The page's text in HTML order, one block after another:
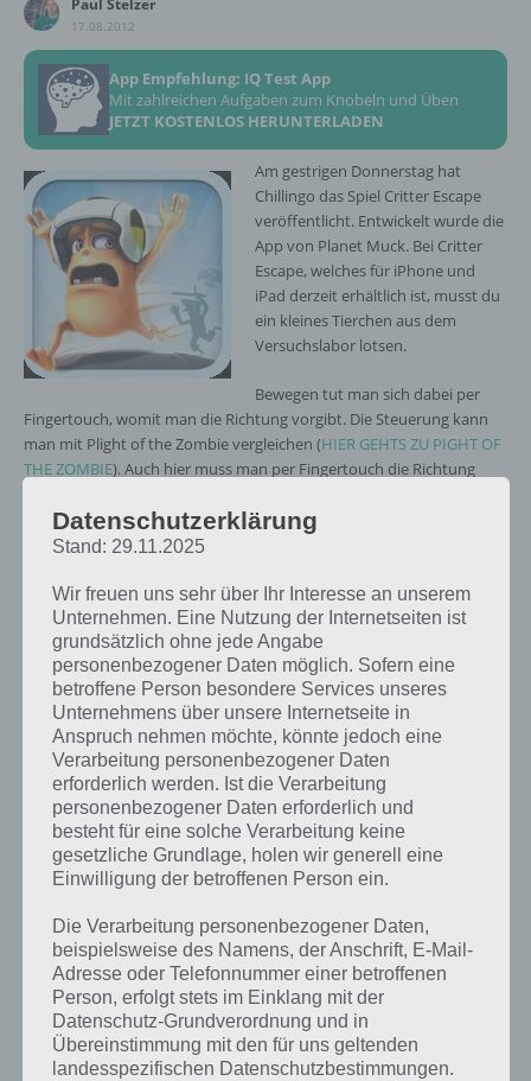
Paul Stelzer
17.08.2012
App Empfehlung: IQ Test App
Mit zahlreichen Aufgaben zum Knobeln und Üben
JETZT KOSTENLOS HERUNTERLADEN
Am gestrigen Donnerstag hat
Chillingo das Spiel Critter Escape
veröffentlicht. Entwickelt wurde die
App von Planet Muck. Bei Critter
Escape, welches für iPhone und
iPad derzeit erhältlich ist, musst du
ein kleines Tierchen aus dem
Versuchslabor lotsen.
Bewegen tut man sich dabei per
Fingertouch, womit man die Richtung vorgibt. Die Steuerung kann
man mit Plight of the Zombie vergleichen (HIER GEHTS ZU PIGHT OF
THE ZOMBIE). Auch hier muss man per Fingertouch die Richtung
Auf dem Weg muss man natürlich auch Kristalle einsammeln, denn
ansonsten muss man sich diese gegen Echtgeld kaufen. Bereits zum
Level.
Critter Escape kann als Universal App derzeit für iPhone, iPad und
iPod Touch im iTunes App Store gekauft werden. Zur Zeit kostet die
App 0,79 Euro und ist 72,9 MB groß. Für Android soll Critter Escape
ebenfalls erscheinen. Wann genau ist allerdings noch nicht klar.
Datenschutzerklärung
Stand: 29.11.2025
Wir freuen uns sehr über Ihr Interesse an unserem
Unternehmen. Eine Nutzung der Internetseiten ist
grundsätzlich ohne jede Angabe
personenbezogener Daten möglich. Sofern eine
betroffene Person besondere Services unseres
Unternehmens über unsere Internetseite in
Anspruch nehmen möchte, könnte jedoch eine
Verarbeitung personenbezogener Daten
erforderlich werden. Ist die Verarbeitung
personenbezogener Daten erforderlich und
besteht für eine solche Verarbeitung keine
gesetzliche Grundlage, holen wir generell eine
Einwilligung der betroffenen Person ein.
Die Verarbeitung personenbezogener Daten,
beispielsweise des Namens, der Anschrift, E-Mail-
Adresse oder Telefonnummer einer betroffenen
Person, erfolgt stets im Einklang mit der
Datenschutz-Grundverordnung und in
Übereinstimmung mit den für uns geltenden
landesspezifischen Datenschutzbestimmungen.